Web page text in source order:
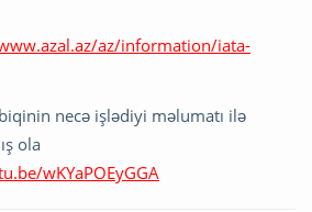
az/information/iata-
necə işlədiyi məlumatı ilə
ola
wKYaPOEyGGA